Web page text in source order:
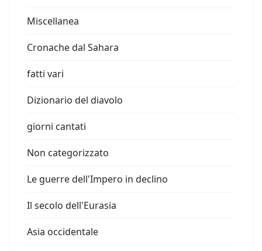
Miscellanea
Cronache dal Sahara
fatti vari
Dizionario del diavolo
giorni cantati
Non categorizzato
Le guerre dell'Impero in declino
Il secolo dell'Eurasia
Asia occidentale